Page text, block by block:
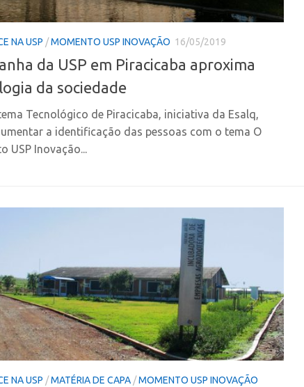
NA USP /MOMENTO USP INOVAÇÃO 16/05/2019
da USP em Piracicaba aproxima
da sociedade
Tecnológico de Piracicaba, iniciativa da Esalq,
a identificação das pessoas com o tema O
USP Inovação...
NA USP /MATÉRIA DE CAPA /MOMENTO USP INOVAÇÃO